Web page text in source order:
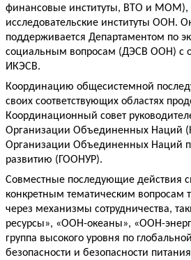
финансовые институты, ВТО и МОМ),
исследовательские институты ООН.
поддерживается Департаментом по
социальным вопросам (ДЭСВ ООН) с
ИКЭСВ.
Координацию общесистемной
своих соответствующих областях
Координационный совет
Организации Объединенных Наций
Организации Объединенных Наций
развитию (ГООНУР).
Совместные последующие действия
конкретным тематическим вопросам
через механизмы сотрудничества,
ресурсы», «ООН-океаны», «ООН-
группа высокого уровня по
безопасности и безопасности